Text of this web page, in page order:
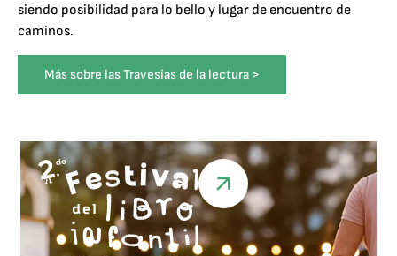
siendo posibilidad para lo bello y lugar de encuentro de
caminos.
Más sobre las Travesías de la lectura >